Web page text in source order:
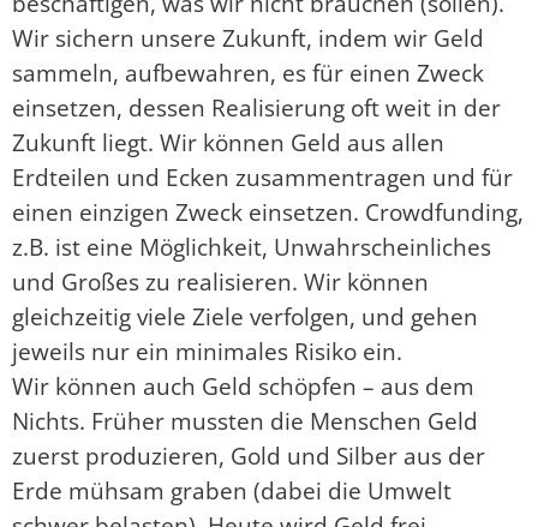
Wir sichern unsere Zukunft, indem wir Geld
sammeln, aufbewahren, es für einen Zweck
einsetzen, dessen Realisierung oft weit in der
Zukunft liegt. Wir können Geld aus allen
Erdteilen und Ecken zusammentragen und für
einen einzigen Zweck einsetzen. Crowdfunding,
z.B. ist eine Möglichkeit, Unwahrscheinliches
und Großes zu realisieren. Wir können
gleichzeitig viele Ziele verfolgen, und gehen
jeweils nur ein minimales Risiko ein.
Wir können auch Geld schöpfen – aus dem
Nichts. Früher mussten die Menschen Geld
zuerst produzieren, Gold und Silber aus der
Erde mühsam graben (dabei die Umwelt